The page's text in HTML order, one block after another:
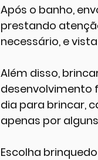
Após o banho,
prestando
necessário, e
Além disso,
desenvolvimento
dia para brincar,
apenas por
Escolha